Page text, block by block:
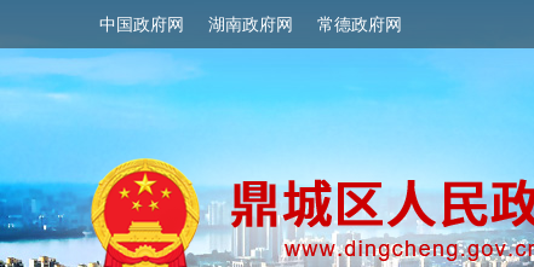
中国政府网 湖南政府网 常德政府网